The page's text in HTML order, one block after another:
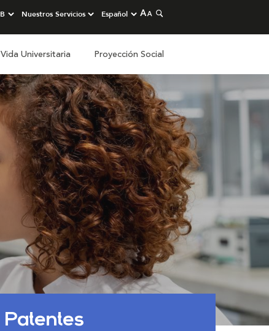
Vida Universitaria Proyección Social
Patentes